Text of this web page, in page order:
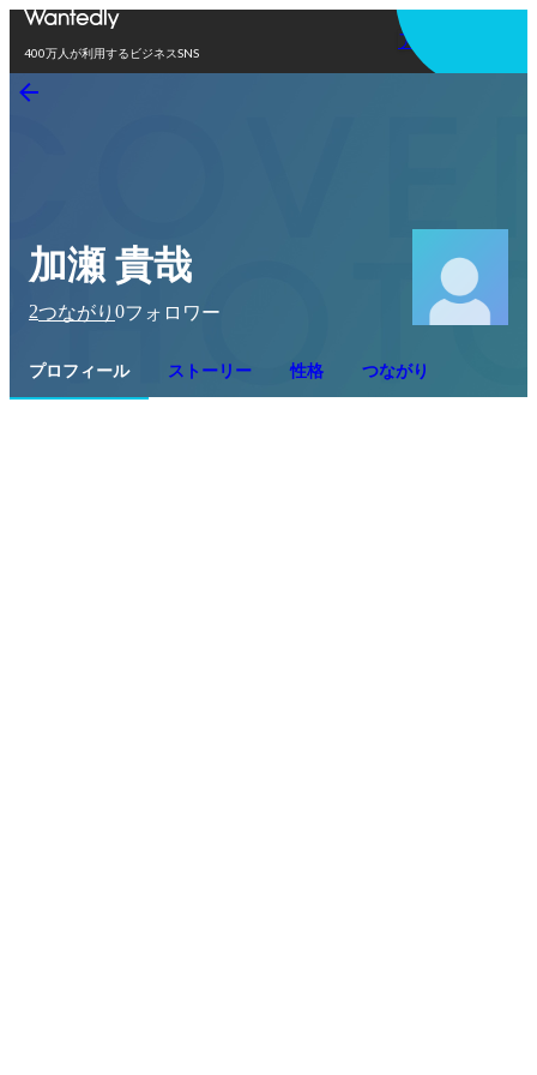
400万人が利用するビジネスSNS
アプリを使う
加瀬 貴哉
2つながり 0フォロワー
プロフィール ストーリー 性格 つながり